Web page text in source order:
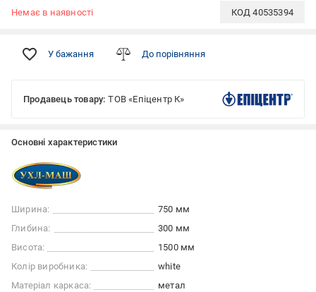
Немає в наявності КОД40535394
У бажання До порівняння
Продавець товару: ТОВ «Епіцентр К»
Основні характеристики
Ширина:
750 мм
Глибина:
300 мм
Висота:
1500 мм
Колір виробника:
white
Матеріал каркаса:
метал